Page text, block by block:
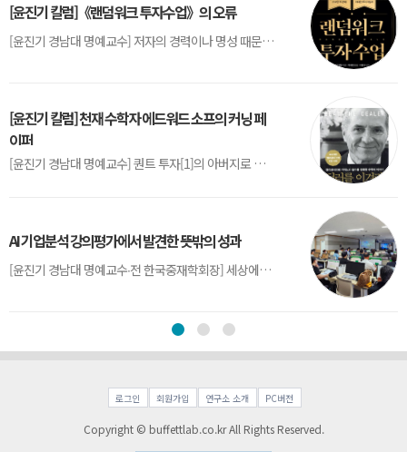
[윤진기 칼럼]《랜덤워크 투자수업》의 오류
[윤진기 경남대 명예교수] 저자의 경력이나 명성 때문인지 2020년에 번역 출판된 《랜덤워크 투자수업》(A Random Walk Down Wall Street) 12판은 표지부터가 거창하다. ‘45년간 12번 개정하며 철저히 검증한 투자서’, ‘전문가 부럽지 않은 투자 감각을 길러주는 위대한 투자지침서’ 라는 은빛 광고문구로 독자를 유혹한다.[1] 출판 50주...
[윤진기 칼럼] 천재 수학자 에드워드 소프의 커닝 페
이퍼
[윤진기 경남대 명예교수] 퀀트 투자[1]의 아버지로 불리는 에드워드 소프(Edward O. Thorp)는 수학계에서 천재로 알려진 인물이다. 그는 수학자이지만, 투자 업계에도 여러 가지 흥미로운 일화를 남겼다.수학을 이용하여 카지노를 이길 수 있는지가 궁금했던 그는 동료 교수가 소개해 준 블랙잭(Blackjack) 전략의 핵심을 손바닥 크기의 종이에 요...
AI 기업분석 강의평가에서 발견한 뜻밖의 성과
[윤진기 경남대 명예교수∙전 한국중재학회장] 세상에는 우연처럼 보이지만 인류의 진보를 이끌어낸 사건들이 있다. 영국의 알렉산더 플레밍(Alexander Fleming)이 곰팡이 핀 페트리 접시(Petri dish)를 버리지 않고[1] 관찰해 페니실린을 발견한 것은 그 대표적 사례다. 무심히 지나쳤다면 결코 없었을 혁신이었다.지난 7월 5일, 필자가 개발한 기업...
로그인 회원가입 연구소 소개 PC버전
Copyright © buffettlab.co.kr All Rights Reserved.